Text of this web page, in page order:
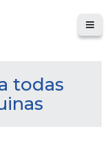
todas